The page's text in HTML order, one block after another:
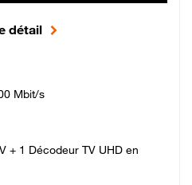
détail
Mbit/s
+ 1 Décodeur TV UHD en